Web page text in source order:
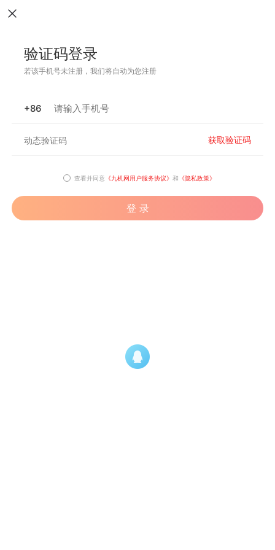
验证码登录
若该手机号未注册，我们将自动为您注册
+86
获取验证码
查看并同意 《九机网用户服务协议》 和 《隐私政策》
登 录